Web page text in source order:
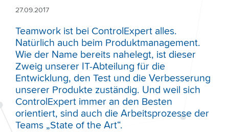
27.09.2017
Teamwork ist bei ControlExpert alles.
Natürlich auch beim Produktmanagement.
Wie der Name bereits nahelegt, ist dieser
Zweig unserer IT-Abteilung für die
Entwicklung, den Test und die Verbesserung
unserer Produkte zuständig. Und weil sich
ControlExpert immer an den Besten
orientiert, sind auch die Arbeitsprozesse der
Teams „State of the Art“.